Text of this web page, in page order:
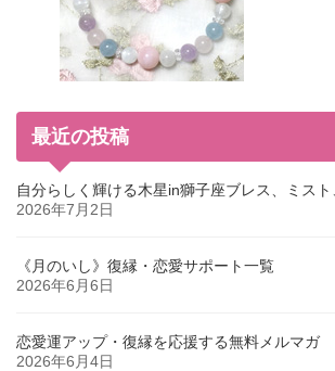
最近の投稿
自分らしく輝ける木星in獅子座ブレス、ミスト
2026年7月2日
《月のいし》復縁・恋愛サポート一覧
2026年6月6日
恋愛運アップ・復縁を応援する無料メルマガ
2026年6月4日